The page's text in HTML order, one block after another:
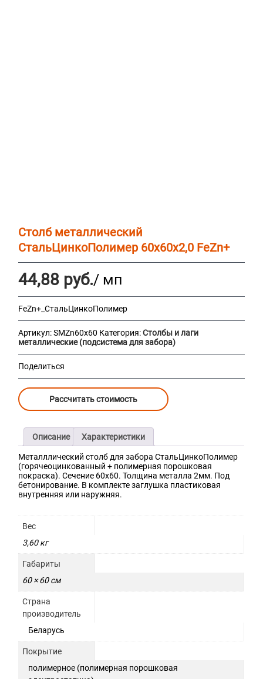
Столб металлический
СтальЦинкоПолимер 60х60х2,0 FeZn+
44,88 руб./ мп
FeZn+_СтальЦинкоПолимер
Артикул:SMZn60х60 Категория:Столбы и лаги
металлические (подсистема для забора)
Поделиться
Рассчитать стоимость
Описание Характеристики
Металллический столб для забора СтальЦинкоПолимер
(горячеоцинкованный + полимерная порошковая
покраска). Сечение 60х60. Толщина металла 2мм. Под
бетонирование. В комплекте заглушка пластиковая
внутренняя или наружняя.
Вес
3,60 кг
Габариты
60 × 60 см
Страна
производитель
Беларусь
Покрытие
полимерное (полимерная порошковая